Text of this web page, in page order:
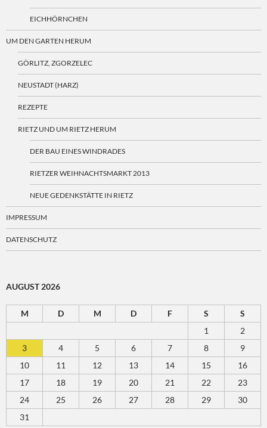
EICHHÖRNCHEN
UM DEN GARTEN HERUM
GÖRLITZ, ZGORZELEC
NEUSTADT (HARZ)
REZEPTE
RIETZ UND UM RIETZ HERUM
DER BAU EINES WINDRADES
RIETZER WEIHNACHTSMARKT 2013
NEUE GEDENKSTÄTTE IN RIETZ
IMPRESSUM
DATENSCHUTZ
AUGUST 2026
M D M D F S
S
1
2
3
4 5 6 7 8
9
10
11 12 13 14 15
16
17
18 19 20 21 22
23
24
25 26 27 28 29
30
31